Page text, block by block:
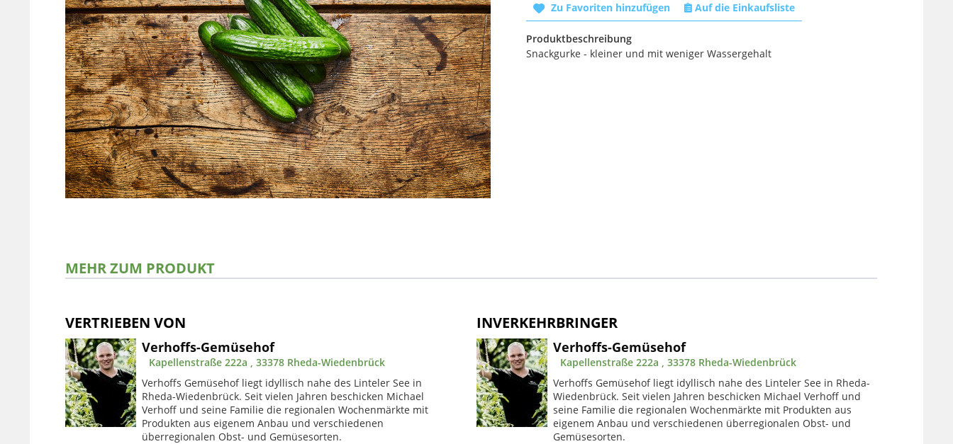
Zu Favoriten hinzufügen Auf die Einkaufsliste
Produktbeschreibung
Snackgurke - kleiner und mit weniger Wassergehalt
MEHR ZUM PRODUKT
VERTRIEBEN VON
Verhoffs-Gemüsehof
Kapellenstraße 222a , 33378 Rheda-Wiedenbrück
Verhoffs Gemüsehof liegt idyllisch nahe des Linteler See in
Rheda-Wiedenbrück. Seit vielen Jahren beschicken Michael
Verhoff und seine Familie die regionalen Wochenmärkte mit
Produkten aus eigenem Anbau und verschiedenen
überregionalen Obst- und Gemüsesorten.
INVERKEHRBRINGER
Verhoffs-Gemüsehof
Kapellenstraße 222a , 33378 Rheda-Wiedenbrück
Verhoffs Gemüsehof liegt idyllisch nahe des Linteler See in Rheda-
Wiedenbrück. Seit vielen Jahren beschicken Michael Verhoff und
seine Familie die regionalen Wochenmärkte mit Produkten aus
eigenem Anbau und verschiedenen überregionalen Obst- und
Gemüsesorten.